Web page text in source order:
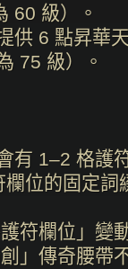
60 級）。
供 6 點昇華
75 級）。
有 1–2 格護
欄位的固定
符欄位」變
」傳奇腰